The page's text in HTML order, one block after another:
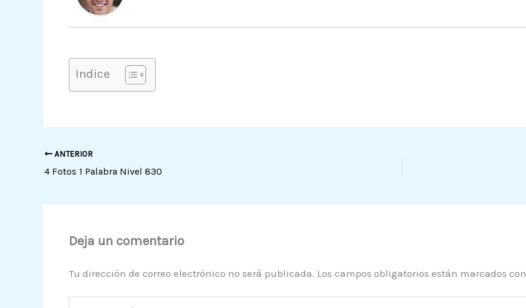
Indice
ANTERIOR
4 Fotos 1 Palabra Nivel 830
Deja un comentario
Tu dirección de correo electrónico no será publicada. Los campos obligatorios están marcados con